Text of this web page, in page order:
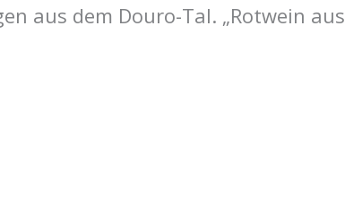
aus dem Douro-Tal. „Rotwein aus